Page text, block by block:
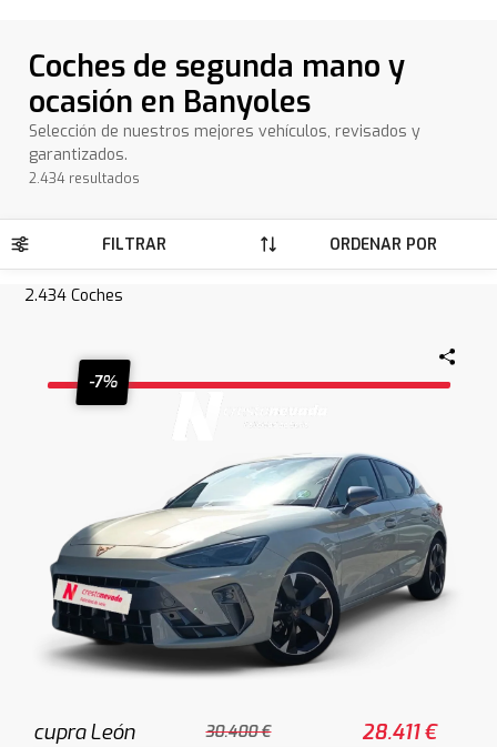
Coches de segunda mano y
ocasión en Banyoles
Selección de nuestros mejores vehículos, revisados y
garantizados.
2.434 resultados
FILTRAR ORDENAR POR
2.434 Coches
-7%
cupra León 30.400 € 28.411 €